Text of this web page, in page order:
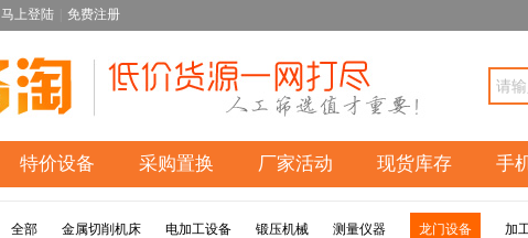
马上登陆 免费注册
特价设备 采购置换 厂家活动 现货库存 手
全部 金属切削机床 电加工设备 锻压机械 测量仪器 龙门设备 加